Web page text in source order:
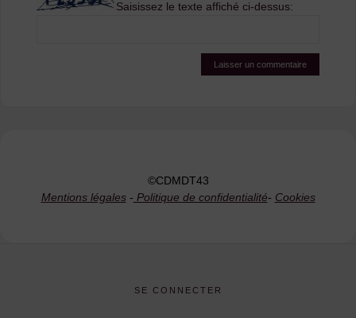
Saisissez le texte affiché ci-dessus:
©CDMDT43
Mentions légales- Politique de confidentialité- Cookies
SE CONNECTER